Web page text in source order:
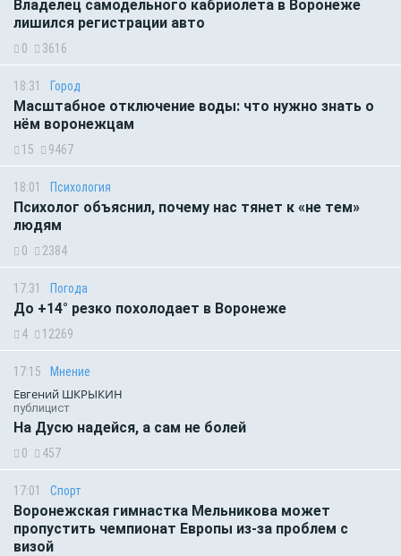
Владелец самодельного кабриолета в Воронеже
лишился регистрации авто
0 3616
18:31 Город
Масштабное отключение воды: что нужно знать о
нём воронежцам
15 9467
18:01 Психология
Психолог объяснил, почему нас тянет к «не тем»
людям
0 2384
17:31 Погода
До +14° резко похолодает в Воронеже
4 12269
17:15 Мнение
Евгений ШКРЫКИН
публицист
На Дусю надейся, а сам не болей
0 457
17:01 Спорт
Воронежская гимнастка Мельникова может
пропустить чемпионат Европы из-за проблем с
визой